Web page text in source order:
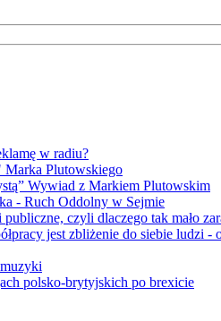
w radiu?
Plutowskiego
Wywiad z Markiem Plutowskim
- Ruch Oddolny w Sejmie
czyli dlaczego tak mało
jest zbliżenie do siebie ludzi
polsko-brytyjskich po brexicie